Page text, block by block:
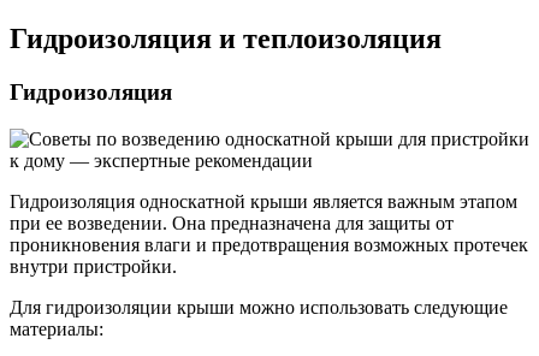
Гидроизоляция и теплоизоляция
Гидроизоляция
Гидроизоляция односкатной крыши является важным этапом
при ее возведении. Она предназначена для защиты от
проникновения влаги и предотвращения возможных протечек
внутри пристройки.
Для гидроизоляции крыши можно использовать следующие
материалы: